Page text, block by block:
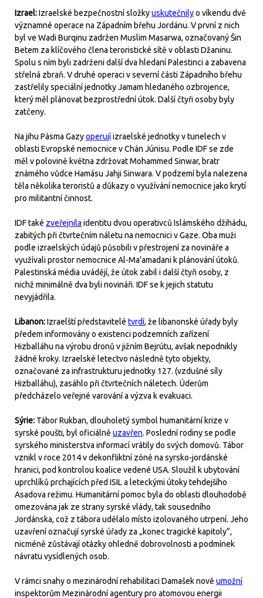
Izrael:Izraelské bezpečnostní složkyuskutečnilyo víkendu dvě
významné operace na Západním břehu Jordánu. V první z nich
byl ve Wadi Burqinu zadržen Muslim Masarwa, označovaný Šin
Betem za klíčového člena teroristické sítě v oblasti Džaninu.
Spolu s ním byli zadrženi další dva hledaní Palestinci a zabavena
střelná zbraň. V druhé operaci v severní části Západního břehu
zastřelily speciální jednotky Jamam hledaného ozbrojence,
který měl plánovat bezprostřední útok. Další čtyři osoby byly
zatčeny.
Na jihu Pásma Gazyoperujíizraelské jednotky v tunelech v
oblasti Evropské nemocnice v Chán Júnisu. Podle IDF se zde
měl v polovině května zdržovat Mohammed Sinwar, bratr
známého vůdce Hamásu Jahji Sinwara. V podzemí byla nalezena
těla několika teroristů a důkazy o využívání nemocnice jako krytí
pro militantní činnost.
IDF také zveřejnila identitu dvou operativců Islámského džihádu,
zabitých při čtvrtečním náletu na nemocnici v Gaze. Oba muži
podle izraelských údajů působili v přestrojení za novináře a
využívali prostor nemocnice Al-Ma’amadani k plánování útoků.
Palestinská média uvádějí, že útok zabil i další čtyři osoby, z
nichž minimálně dva byli novináři. IDF se k jejich statutu
nevyjádřila.
Libanon:Izraelští představitelé tvrdí, že libanonské úřady byly
předem informovány o existenci podzemních zařízení
Hizballáhu na výrobu dronů v jižním Bejrútu, avšak nepodnikly
žádné kroky. Izraelské letectvo následně tyto objekty,
označované za infrastrukturu jednotky 127. (vzdušné síly
Hizballáhu), zasáhlo při čtvrtečních náletech. Úderům
předcházelo veřejné varování a výzva k evakuaci.
Sýrie: Tábor Rukban, dlouholetý symbol humanitární krize v
syrské poušti, byl oficiálně uzavřen. Poslední rodiny se podle
syrského ministerstva informací vrátily do svých domovů. Tábor
vznikl v roce 2014 v dekonfliktní zóně na syrsko-jordánské
hranici, pod kontrolou koalice vedené USA. Sloužil k ubytování
uprchlíků prchajících před ISIL a leteckými útoky tehdejšího
Asadova režimu. Humanitární pomoc byla do oblasti dlouhodobě
omezována jak ze strany syrské vlády, tak sousedního
Jordánska, což z tábora udělalo místo izolovaného utrpení. Jeho
uzavření označují syrské úřady za „konec tragické kapitoly“,
nicméně zůstávají otázky ohledně dobrovolnosti a podmínek
návratu vysídlených osob.
V rámci snahy o mezinárodní rehabilitaci Damašek nově umožní
inspektorům Mezinárodní agentury pro atomovou energii